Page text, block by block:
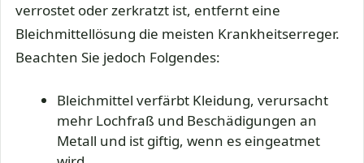
verrostet oder zerkratzt ist, entfernt eine
Bleichmittellösung die meisten Krankheitserreger.
Beachten Sie jedoch Folgendes:
Bleichmittel verfärbt Kleidung, verursacht
mehr Lochfraß und Beschädigungen an
Metall und ist giftig, wenn es eingeatmet